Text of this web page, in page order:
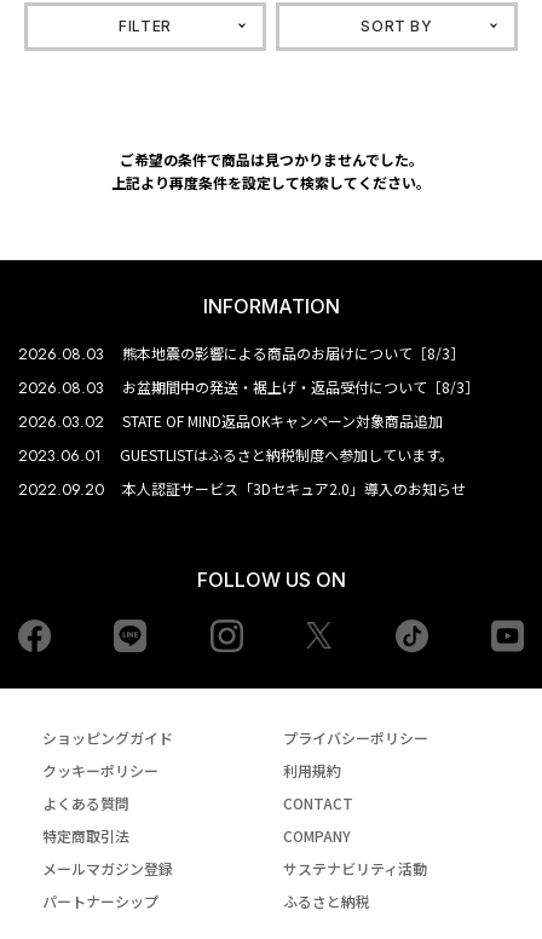
FILTER SORT BY
ご希望の条件で商品は見つかりませんでした。
上記より再度条件を設定して検索してください。
INFORMATION
2026.08.03 熊本地震の影響による商品のお届けについて［8/3］
2026.08.03 お盆期間中の発送・裾上げ・返品受付について［8/3］
2026.03.02 STATE OF MIND返品OKキャンペーン対象商品追加
2023.06.01 GUESTLISTはふるさと納税制度へ参加しています。
2022.09.20 本人認証サービス「3Dセキュア2.0」導入のお知らせ
FOLLOW US ON
Facebook Instagram tiktok
ショッピングガイド
プライバシーポリシー
クッキーポリシー
利用規約
よくある質問
CONTACT
特定商取引法
COMPANY
メールマガジン登録
サステナビリティ活動
パートナーシップ
ふるさと納税